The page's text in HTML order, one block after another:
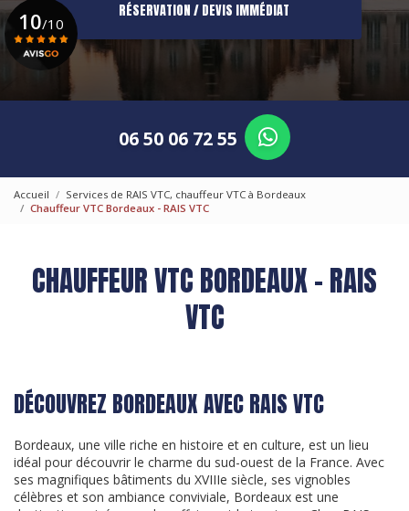
RÉSERVATION / DEVIS IMMÉDIAT
06 50 06 72 55
10/10
Accueil
Services de RAIS VTC, chauffeur VTC à Bordeaux
Chauffeur VTC Bordeaux - RAIS VTC
CHAUFFEUR VTC BORDEAUX - RAIS
VTC
DÉCOUVREZ BORDEAUX AVEC RAIS VTC
Bordeaux, une ville riche en histoire et en culture, est un lieu
idéal pour découvrir le charme du sud-ouest de la France. Avec
ses magnifiques bâtiments du XVIIIe siècle, ses vignobles
célèbres et son ambiance conviviale, Bordeaux est une